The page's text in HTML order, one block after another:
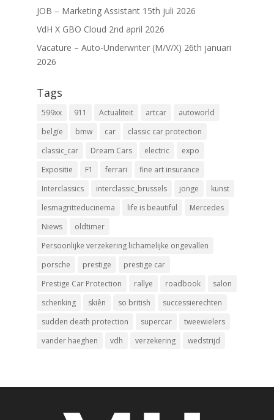
JOB – Marketing Assistant 15th juli 2026
VdH X GBO Cloud 2nd april 2026
Vacature – Auto-Underwriter (M/V/X) 26th januari
2026
Tags
599xx 911 Actualiteit artcar
autoworld
belgïe
bmw car
classic car protection
classic_car
Dream Cars electric
expo
Expositie
F1 ferrari
fine art insurance
Interclassics
interclassic_brussels jonge
kunst
lesmagritteducinema
life is beautiful
Mercedes
Niews
oldtimer
Persoonlijke verzekering lichamelijke ongevallen
porsche
prestige
prestige car
Prestige Car Protection
rallye roadbook
salon
schenking
skiên so british
successierechten
sudden death protection
supercar
tweewielers
vander haeghen
vdh verzekering wedstrijd